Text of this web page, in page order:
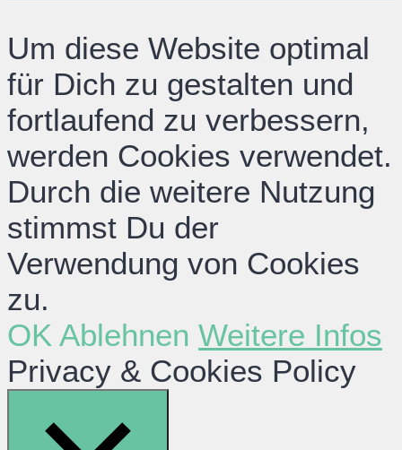
Um diese Website optimal
für Dich zu gestalten und
fortlaufend zu verbessern,
werden Cookies verwendet.
Durch die weitere Nutzung
stimmst Du der
Verwendung von Cookies
zu.
OK Ablehnen Weitere Infos
Privacy & Cookies Policy